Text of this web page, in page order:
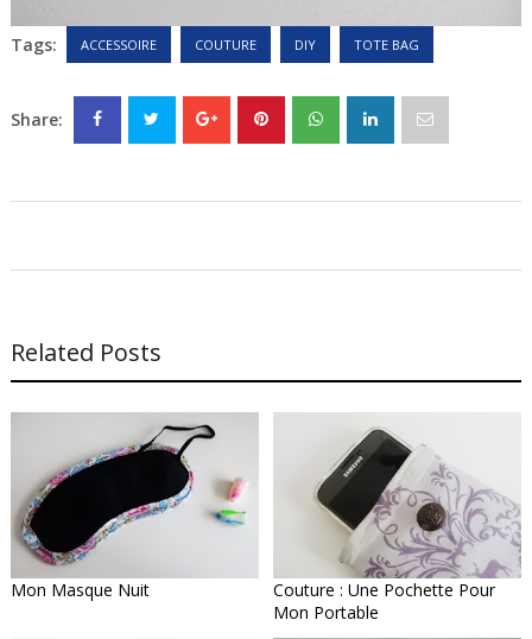
Tags: ACCESSOIRE COUTURE DIY TOTE BAG
Share:
Related Posts
Mon Masque Nuit
Couture : Une Pochette Pour
Mon Portable